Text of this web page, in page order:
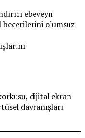
ebeveyn
olumsuz
dijital ekran
davranışları